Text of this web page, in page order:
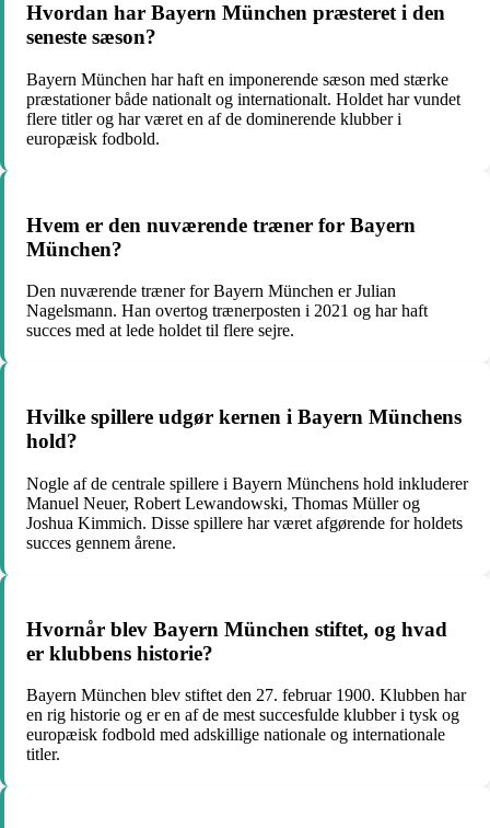
Hvordan har Bayern München præsteret i den
seneste sæson?
Bayern München har haft en imponerende sæson med stærke
præstationer både nationalt og internationalt. Holdet har vundet
flere titler og har været en af de dominerende klubber i
europæisk fodbold.
Hvem er den nuværende træner for Bayern
München?
Den nuværende træner for Bayern München er Julian
Nagelsmann. Han overtog trænerposten i 2021 og har haft
succes med at lede holdet til flere sejre.
Hvilke spillere udgør kernen i Bayern Münchens
hold?
Nogle af de centrale spillere i Bayern Münchens hold inkluderer
Manuel Neuer, Robert Lewandowski, Thomas Müller og
Joshua Kimmich. Disse spillere har været afgørende for holdets
succes gennem årene.
Hvornår blev Bayern München stiftet, og hvad
er klubbens historie?
Bayern München blev stiftet den 27. februar 1900. Klubben har
en rig historie og er en af de mest succesfulde klubber i tysk og
europæisk fodbold med adskillige nationale og internationale
titler.